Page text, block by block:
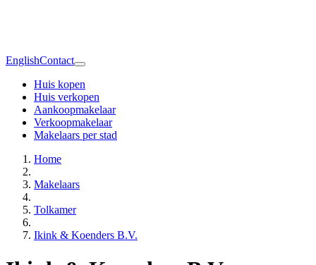
EnglishContact
Huis kopen
Huis verkopen
Aankoopmakelaar
Verkoopmakelaar
Makelaars per stad
Home
Makelaars
Tolkamer
Ikink & Koenders B.V.